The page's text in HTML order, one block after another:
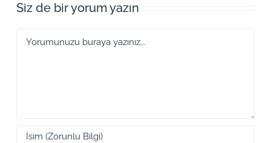
Siz de bir yorum yazın